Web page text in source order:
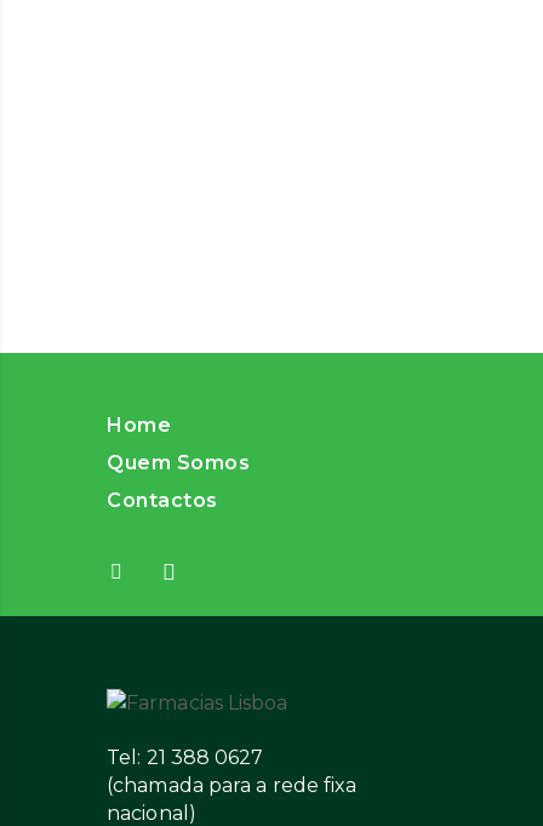
Home
Quem Somos
Contactos
Tel: 21 388 0627
(chamada para a rede fixa
nacional)